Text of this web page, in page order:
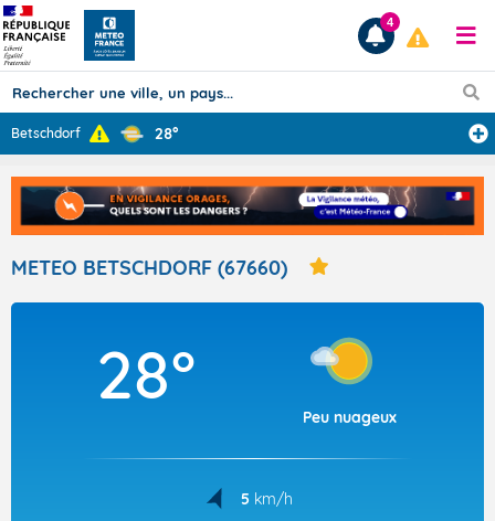
Prévisions
TOUS LES RÉSULTATS
Articles
4
Betschdorf 28°
METEO BETSCHDORF (67660)
28°
Peu nuageux
5 km/h